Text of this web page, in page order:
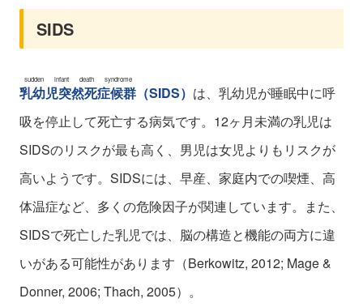
SIDS
乳幼児突然死症候群
sudden infant death syndrome
（SIDS） は、乳幼児が睡眠中に呼
吸を停止して死亡する病気です。12ヶ月未満の乳児は
SIDSのリスクが最も高く、男児は女児よりもリスクが
高いようです。SIDSには、早産、家庭内での喫煙、高
体温症など、多くの危険因子が関連しています。また、
SIDSで死亡した乳児では、脳の構造と機能の両方に違
いがある可能性があります（Berkowitz, 2012; Mage &
Donner, 2006; Thach, 2005）。